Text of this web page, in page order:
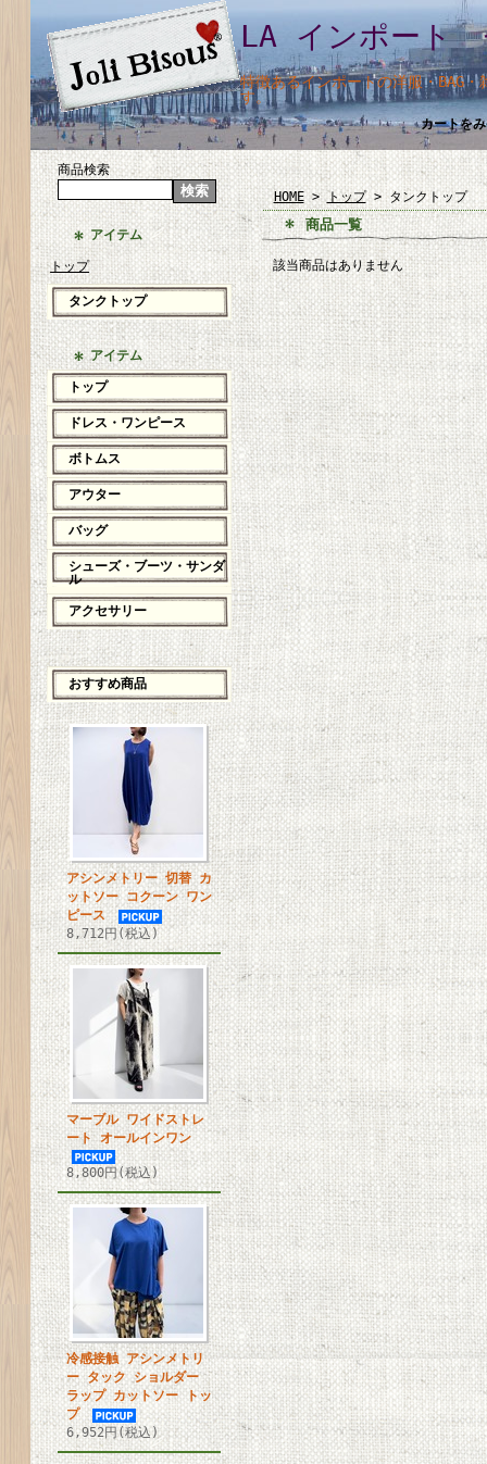
LA インポー
特徴あるインポートの洋服・BAG
す。
カートを
商品検索
アイテム
トップ
タンクトップ
アイテム
トップ
ドレス・ワンピース
ボトムス
アウター
バッグ
シューズ・ブーツ・サンダ
ル
アクセサリー
おすすめ商品
アシンメトリー 切替 カ
ットソー コクーン ワン
ピース
8,712円(税込)
マーブル ワイドストレ
ート オールインワン
8,800円(税込)
冷感接触 アシンメトリ
ー タック ショルダー
ラップ カットソー トッ
プ
6,952円(税込)
HOME>トップ> タンクトップ
商品一覧
該当商品はありません